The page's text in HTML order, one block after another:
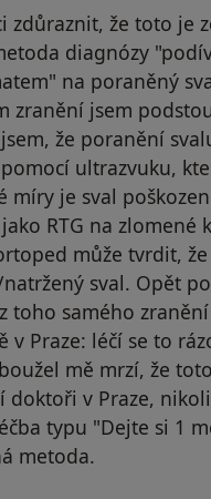
zdůraznit, že toto je
diagnózy
na poraněný
zranění jsem
že poranění
ultrazvuku,
míry je sval
RTG na zlomené
může tvrdit, že
sval. Opět
toho samého
v Praze: léčí se to
mě mrzí, že
doktoři v Praze,
typu "Dejte si 1
metoda.